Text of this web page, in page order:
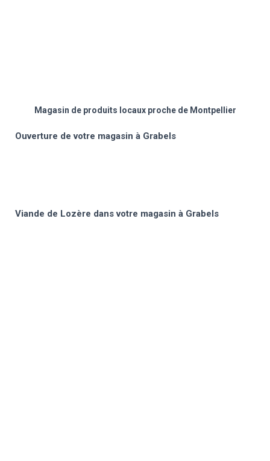
Magasin de produits locaux proche de Montpellier
Ouverture de votre magasin à Grabels
Viande de Lozère dans votre magasin à Grabels